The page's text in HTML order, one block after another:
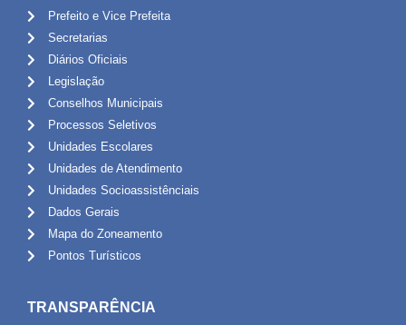
Prefeito e Vice Prefeita
Secretarias
Diários Oficiais
Legislação
Conselhos Municipais
Processos Seletivos
Unidades Escolares
Unidades de Atendimento
Unidades Socioassistênciais
Dados Gerais
Mapa do Zoneamento
Pontos Turísticos
TRANSPARÊNCIA